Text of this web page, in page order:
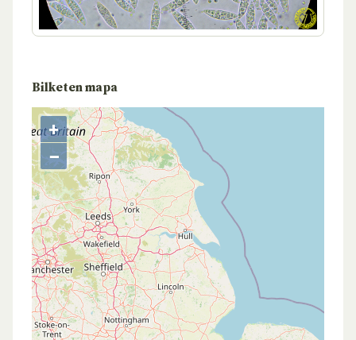
Bilketen mapa
+
−